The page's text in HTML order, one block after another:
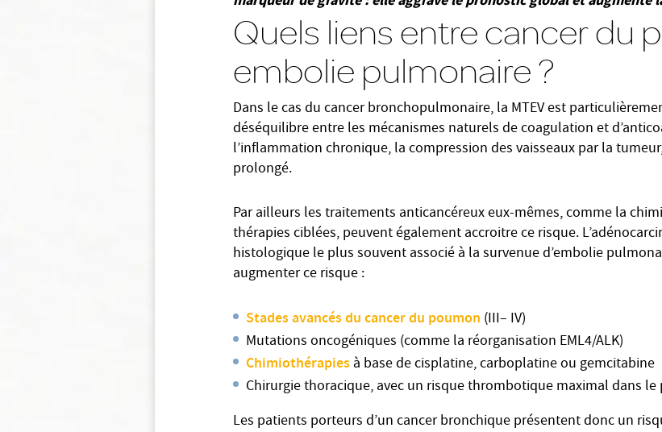
Quels liens entre cancer du
embolie pulmonaire ?
Dans le cas du cancer bronchopulmonaire, la MTEV est
déséquilibre entre les mécanismes naturels de coagulation et
l’inflammation chronique, la compression des vaisseaux par la
prolongé.
Par ailleurs les traitements anticancéreux eux-mêmes, comme la
thérapies ciblées, peuvent également accroitre ce risque.
histologique le plus souvent associé à la survenue d’embolie
augmenter ce risque :
Stades avancés du cancer du poumon (III– IV)
Mutations oncogéniques (comme la réorganisation EML4/ALK)
Chimiothérapiesà base de cisplatine, carboplatine ou gemcitabine
Chirurgie thoracique, avec un risque thrombotique maximal dans
Les patients porteurs d’un cancer bronchique présentent donc un